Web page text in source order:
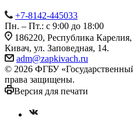
+7-8142-445033
Пн. – Пт.: с 9:00 до 18:00
186220, Республика
Кивач, ул. Заповедная, 14.
adm@zapkivach.ru
© 2026 ФГБУ
права защищены.
Версия для печати